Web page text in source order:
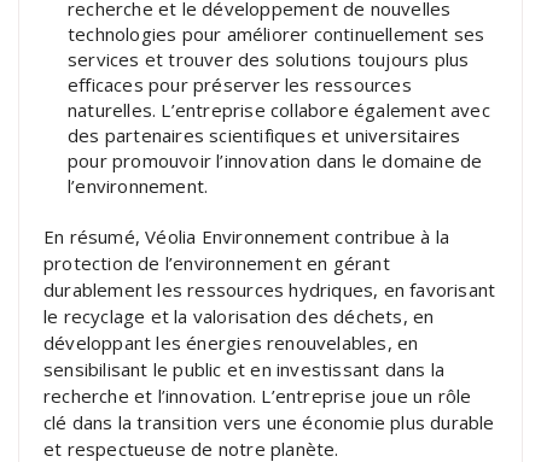
recherche et le développement de nouvelles
technologies pour améliorer continuellement ses
services et trouver des solutions toujours plus
efficaces pour préserver les ressources
naturelles. L’entreprise collabore également avec
des partenaires scientifiques et universitaires
pour promouvoir l’innovation dans le domaine de
l’environnement.
En résumé, Véolia Environnement contribue à la
protection de l’environnement en gérant
durablement les ressources hydriques, en favorisant
le recyclage et la valorisation des déchets, en
développant les énergies renouvelables, en
sensibilisant le public et en investissant dans la
recherche et l’innovation. L’entreprise joue un rôle
clé dans la transition vers une économie plus durable
et respectueuse de notre planète.